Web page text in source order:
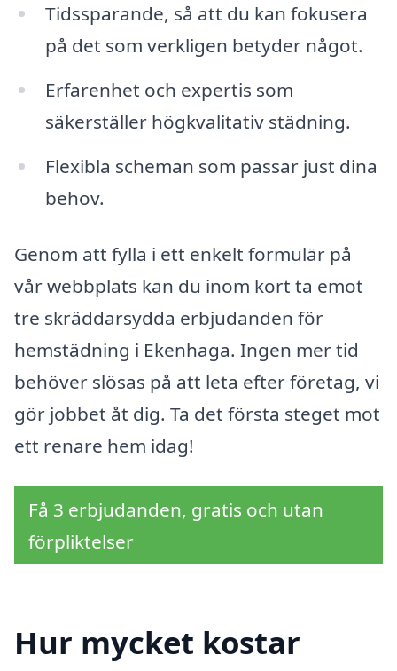
Tidssparande, så att du kan fokusera
på det som verkligen betyder något.
Erfarenhet och expertis som
säkerställer högkvalitativ städning.
Flexibla scheman som passar just dina
behov.
Genom att fylla i ett enkelt formulär på
vår webbplats kan du inom kort ta emot
tre skräddarsydda erbjudanden för
hemstädning i Ekenhaga. Ingen mer tid
behöver slösas på att leta efter företag, vi
gör jobbet åt dig. Ta det första steget mot
ett renare hem idag!
Få 3 erbjudanden, gratis och utan
förpliktelser
Hur mycket kostar